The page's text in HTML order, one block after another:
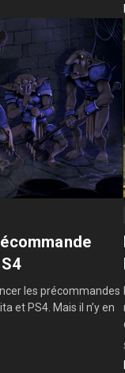
les précommandes
et PS4. Mais il n’y en